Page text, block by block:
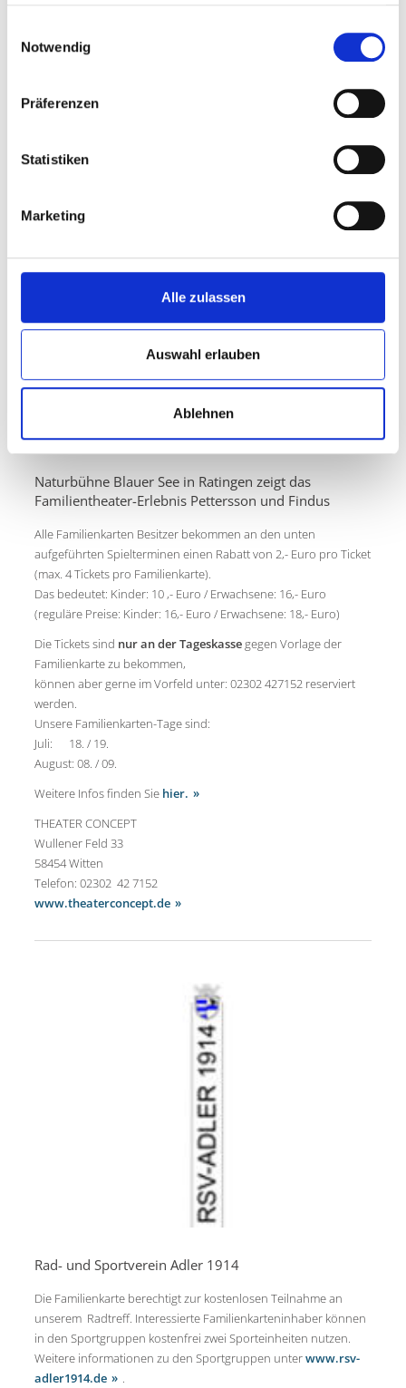
Notwendig
Präferenzen
Statistiken
Marketing
Alle zulassen
Auswahl erlauben
Ablehnen
Eintritt nur 8,50 Euro pro Person. 19 Euro Rabatt! Max. sechs
Aktuelle Öffnungszeiten auf
Zwarte Dijk 37
www.slagharen.com/de
Naturbühne Blauer See in Ratingen zeigt das
Familientheater-Erlebnis Pettersson und Findus
Alle Familienkarten Besitzer bekommen an den unten
aufgeführten Spielterminen einen Rabatt von 2,- Euro pro Ticket
(max. 4 Tickets pro Familienkarte).
Das bedeutet: Kinder: 10 ,- Euro / Erwachsene: 16,- Euro
(reguläre Preise: Kinder: 16,- Euro / Erwachsene: 18,- Euro)
Die Tickets sind nur an der Tageskassegegen Vorlage der
Familienkarte zu bekommen,
können aber gerne im Vorfeld unter: 02302 427152 reserviert
werden.
Unsere Familienkarten-Tage sind:
Juli: 18. / 19.
August: 08. / 09.
Weitere Infos finden Sie hier.
THEATER CONCEPT
Wullener Feld 33
58454 Witten
Telefon: 02302 42 7152
www.theaterconcept.de
Rad- und Sportverein Adler 1914
Die Familienkarte berechtigt zur kostenlosen Teilnahme an
unserem Radtreff. Interessierte Familienkarteninhaber können
in den Sportgruppen kostenfrei zwei Sporteinheiten nutzen.
Weitere informationen zu den Sportgruppen unterwww.rsv-
adler1914.de
.